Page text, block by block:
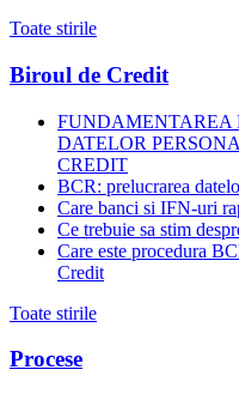
Toate stirile
Biroul de Credit
FUNDAMENTAREA
DATELOR
CREDIT
BCR: prelucrarea
Care banci si IFN-uri
Ce trebuie sa stim
Care este procedura
Credit
Toate stirile
Procese